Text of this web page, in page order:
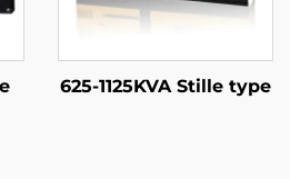
625-1125KVA Stille type